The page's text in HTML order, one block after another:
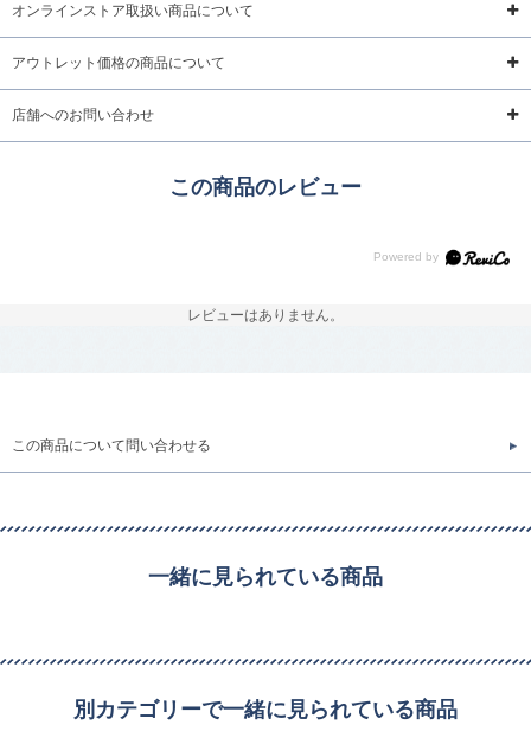
オンラインストア取扱い商品について
アウトレット価格の商品について
店舗へのお問い合わせ
この商品のレビュー
レビューはありません。
この商品について問い合わせる
一緒に見られている商品
別カテゴリーで一緒に見られている商品